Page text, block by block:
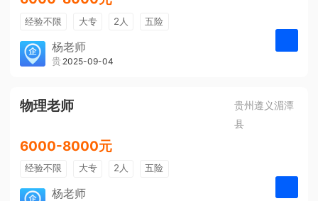
经验不限 大专 2人
五险
带薪年假
年终奖
免费培训
包住宿
杨老师
贵州大美前程文化发展有限公司
2025-09-04
物理老师
贵州遵义湄潭
县
6000-8000元
经验不限 大专 2人
五险
带薪年假
年终奖
杨老师